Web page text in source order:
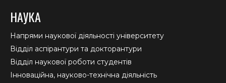
НАУКА
Напрями наукової діяльності університету
Відділ аспірантури та докторантури
Відділ наукової роботи студентів
Інноваційна, науково-технічна діяльність